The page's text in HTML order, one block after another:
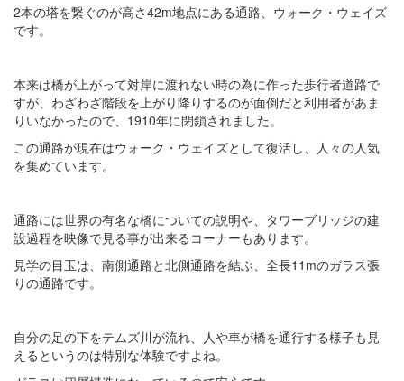
2本の塔を繋ぐのが高さ42m地点にある通路、ウォーク・ウェイズ
です。
本来は橋が上がって対岸に渡れない時の為に作った歩行者道路で
すが、わざわざ階段を上がり降りするのが面倒だと利用者があま
りいなかったので、1910年に閉鎖されました。
この通路が現在はウォーク・ウェイズとして復活し、人々の人気
を集めています。
通路には世界の有名な橋についての説明や、タワーブリッジの建
設過程を映像で見る事が出来るコーナーもあります。
見学の目玉は、南側通路と北側通路を結ぶ、全長11mのガラス張
りの通路です。
自分の足の下をテムズ川が流れ、人や車が橋を通行する様子も見
えるというのは特別な体験ですよね。